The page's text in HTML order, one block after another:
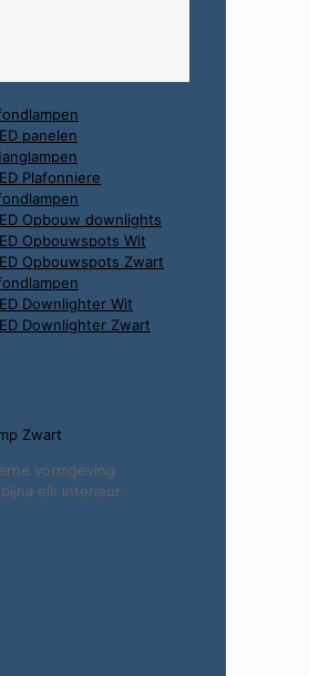
panelen
Plafonniere
Opbouw downlights
Opbouwspots Wit
Opbouwspots Zwart
Downlighter Wit
Downlighter Zwart
Zwart
vormgeving
elk interieur.